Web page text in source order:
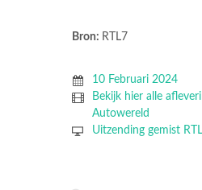
Bron: RTL7
10 Februari 2024
Bekijk hier alle
Autowereld
Uitzending gemist